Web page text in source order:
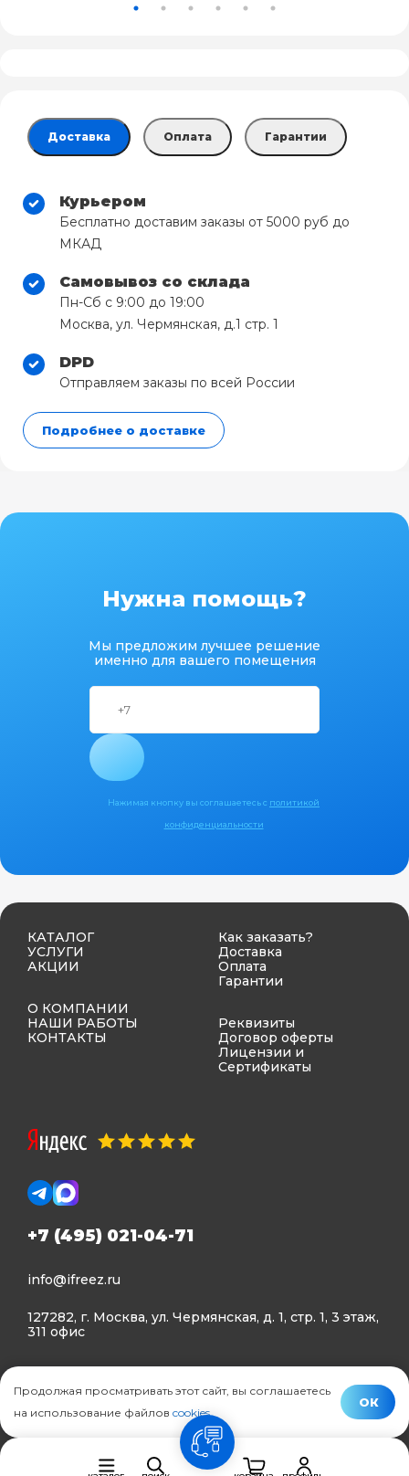
Доставка Оплата Гарантии
Курьером
Бесплатно доставим заказы от 5000 руб до
МКАД
Самовывоз со склада
Пн-Сб с 9:00 до 19:00
Москва, ул. Чермянская, д.1 стр. 1
DPD
Отправляем заказы по всей России
Подробнее о доставке
Нужна помощь?
Мы предложим лучшее решение
именно для вашего помещения
Нажимая кнопку вы соглашаетесь с политикой
конфиденциальности
КАТАЛОГ
УСЛУГИ
АКЦИИ
О КОМПАНИИ
НАШИ РАБОТЫ
КОНТАКТЫ
Как заказать?
Доставка
Оплата
Гарантии
Реквизиты
Договор оферты
Лицензии и
Сертификаты
+7 (495) 021-04-71
info@ifreez.ru
127282, г. Москва, ул. Чермянская, д. 1, стр. 1, 3 этаж,
311 офис
Политика конфиденциальности
© Ifreez - продажа и установка климатической техники,
связь
Продолжая просматривать этот сайт, вы соглашаетесь
на использование файлов cookies.
ОК